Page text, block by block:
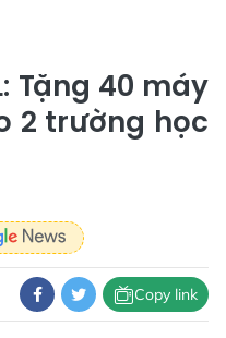
Tặng 40 máy
2 trường học
Copy link